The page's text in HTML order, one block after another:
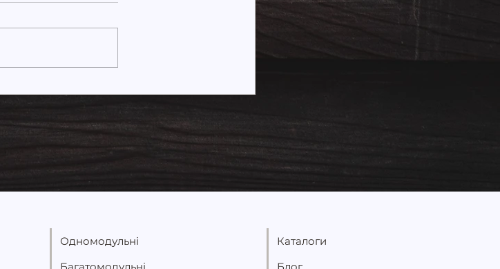
купувати будинок
безпосередньо в
«Українська Мрія»
Одномодульні
Каталоги